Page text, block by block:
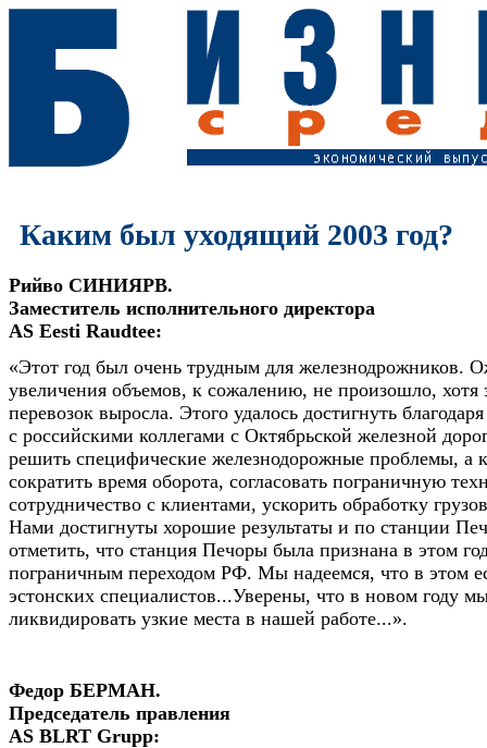
Каким был уходящий 2003 год?
Рийво СИНИЯРВ.
Заместитель исполнительного директора
AS Eesti Raudtee:
«Этот год был очень трудным для железнодрожников.
увеличения объемов, к сожалению, не произошло, хотя
перевозок выросла. Этого удалось достигнуть
с российскими коллегами с Октябрьской железной
решить специфические железнодорожные проблемы, а
сократить время оборота, согласовать пограничную
сотрудничество с клиентами, ускорить обработку
Нами достигнуты хорошие результаты и по станции
отметить, что станция Печоры была признана в этом
пограничным переходом РФ. Мы надеемся, что в этом
эстонских специалистов...Уверены, что в новом году
ликвидировать узкие места в нашей работе...».
Федор БЕРМАН.
Председатель правления
AS BLRT Grupp: